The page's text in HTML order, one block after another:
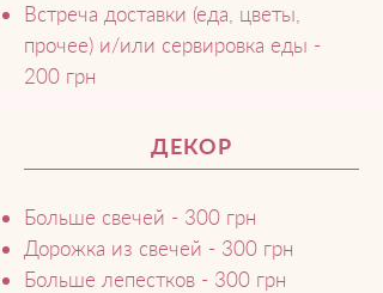
Встреча доставки (еда, цветы,
прочее) и/или сервировка еды -
200 грн
ДЕКОР
Больше свечей - 300 грн
Дорожка из свечей - 300 грн
Больше лепестков - 300 грн